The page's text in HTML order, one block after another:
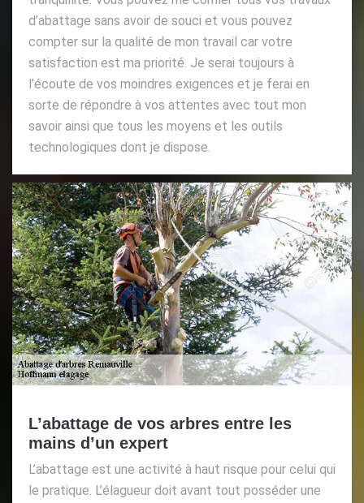
d’abattage sans avoir de souci et vous pouvez
compter sur la qualité de mon travail car votre
satisfaction est ma priorité. Je serai toujours à
l’écoute de vos moindres exigences et je ferai en
sorte de répondre à vos attentes avec tout mon
savoir ainsi que tous les moyens et les outils
technologiques dont je dispose.
L’abattage de vos arbres entre les
mains d’un expert
L’abattage est une activité à haut risque pour celui qui
le pratique. L’élagueur doit avant tout posséder une